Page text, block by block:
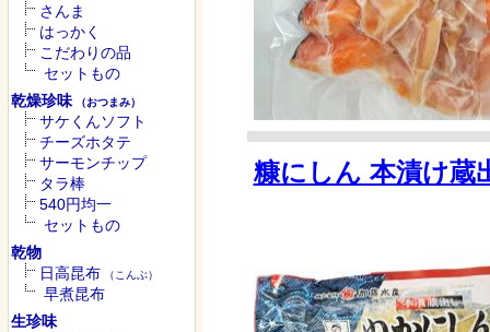
さんま
はっかく
こだわりの品
セットもの
乾燥珍味 （おつまみ）
サケくんソフト
チーズホタテ
サーモンチップ
タラ棒
540円均一
セットもの
乾物
日高昆布 （こんぶ）
早煮昆布
生珍味
糠にしん 本漬け蔵